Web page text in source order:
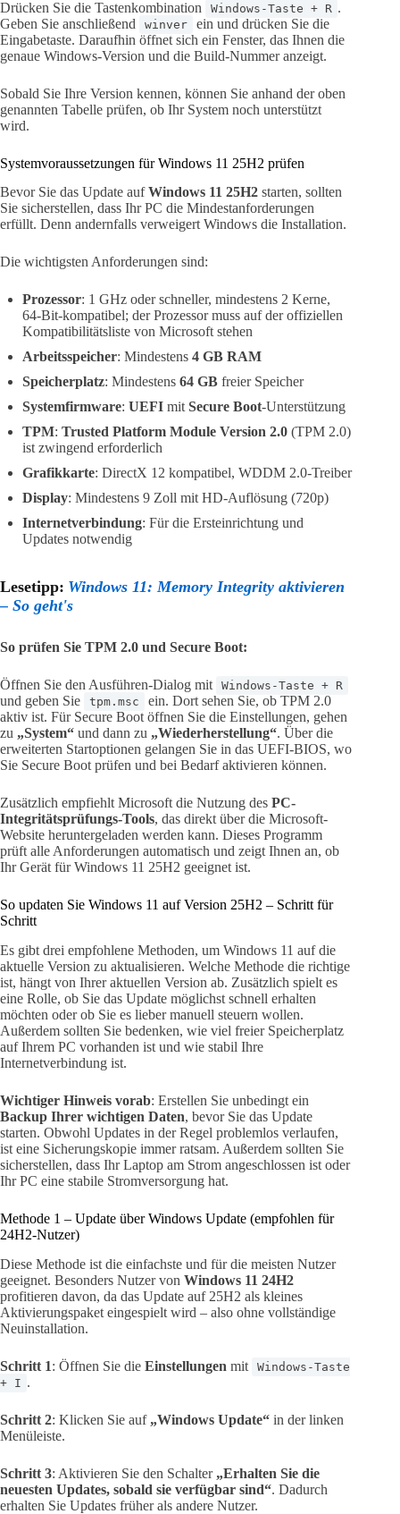
Drücken Sie die Tastenkombination Windows-Taste + R .
Geben Sie anschließend
winver
ein und drücken Sie die
Eingabetaste. Daraufhin öffnet sich ein Fenster, das Ihnen die
genaue Windows-Version und die Build-Nummer anzeigt.
Sobald Sie Ihre Version kennen, können Sie anhand der oben
genannten Tabelle prüfen, ob Ihr System noch unterstützt
wird.
Systemvoraussetzungen für Windows 11 25H2 prüfen
Bevor Sie das Update aufWindows 11 25H2 starten, sollten
Sie sicherstellen, dass Ihr PC die Mindestanforderungen
erfüllt. Denn andernfalls verweigert Windows die Installation.
Die wichtigsten Anforderungen sind:
Prozessor: 1 GHz oder schneller, mindestens 2 Kerne,
64-Bit-kompatibel; der Prozessor muss auf der offiziellen
Kompatibilitätsliste von Microsoft stehen
Arbeitsspeicher: Mindestens 4 GB RAM
Speicherplatz: Mindestens 64 GB freier Speicher
Systemfirmware: UEFI mit Secure Boot-Unterstützung
TPM: Trusted Platform Module Version 2.0 (TPM 2.0)
ist zwingend erforderlich
Grafikkarte: DirectX 12 kompatibel, WDDM 2.0-Treiber
Display: Mindestens 9 Zoll mit HD-Auflösung (720p)
Internetverbindung: Für die Ersteinrichtung und
Updates notwendig
Lesetipp: Windows 11: Memory Integrity aktivieren
– So geht's
So prüfen Sie TPM 2.0 und Secure Boot:
Öffnen Sie den Ausführen-Dialog mit Windows-Taste + R
und geben Sie tpm.msc
ein. Dort sehen Sie, ob TPM 2.0
aktiv ist. Für Secure Boot öffnen Sie die Einstellungen, gehen
zu „System“ und dann zu „Wiederherstellung“. Über die
erweiterten Startoptionen gelangen Sie in das UEFI-BIOS, wo
Sie Secure Boot prüfen und bei Bedarf aktivieren können.
Zusätzlich empfiehlt Microsoft die Nutzung des PC-
Integritätsprüfungs-Tools, das direkt über die Microsoft-
Website heruntergeladen werden kann. Dieses Programm
prüft alle Anforderungen automatisch und zeigt Ihnen an, ob
Ihr Gerät für Windows 11 25H2 geeignet ist.
So updaten Sie Windows 11 auf Version 25H2 – Schritt für
Schritt
Es gibt drei empfohlene Methoden, um Windows 11 auf die
aktuelle Version zu aktualisieren. Welche Methode die richtige
ist, hängt von Ihrer aktuellen Version ab. Zusätzlich spielt es
eine Rolle, ob Sie das Update möglichst schnell erhalten
möchten oder ob Sie es lieber manuell steuern wollen.
Außerdem sollten Sie bedenken, wie viel freier Speicherplatz
auf Ihrem PC vorhanden ist und wie stabil Ihre
Internetverbindung ist.
Wichtiger Hinweis vorab: Erstellen Sie unbedingt ein
Backup Ihrer wichtigen Daten, bevor Sie das Update
starten. Obwohl Updates in der Regel problemlos verlaufen,
ist eine Sicherungskopie immer ratsam. Außerdem sollten Sie
sicherstellen, dass Ihr Laptop am Strom angeschlossen ist oder
Ihr PC eine stabile Stromversorgung hat.
Methode 1 – Update über Windows Update (empfohlen für
24H2-Nutzer)
Diese Methode ist die einfachste und für die meisten Nutzer
geeignet. Besonders Nutzer von Windows 11 24H2
profitieren davon, da das Update auf 25H2 als kleines
Aktivierungspaket eingespielt wird – also ohne vollständige
Neuinstallation.
Schritt 1: Öffnen Sie die Einstellungen mit
Windows-Taste
+ I .
Schritt 2: Klicken Sie auf „Windows Update“ in der linken
Menüleiste.
Schritt 3: Aktivieren Sie den Schalter „Erhalten Sie die
neuesten Updates, sobald sie verfügbar sind“. Dadurch
erhalten Sie Updates früher als andere Nutzer.